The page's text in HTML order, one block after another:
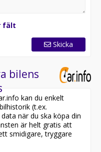
fält
Skicka
bilens
kan du enkelt
(t.ex.
när du ska köpa din
är helt gratis att
smidigare, tryggare